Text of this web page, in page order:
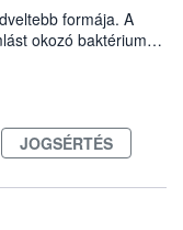
formája. A
okozó baktériumok
sütögetés
szól: legalább
valamint a
Élelmiszerlánc-
összegyűjtötte a
JOGSÉRTÉS